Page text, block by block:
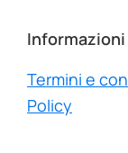
Termini e
Policy